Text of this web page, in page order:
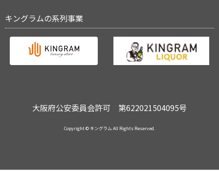
キングラムの系列事業
大阪府公安委員会許可 第622021504095号
Copyright © キングラム All Rights Reserved.